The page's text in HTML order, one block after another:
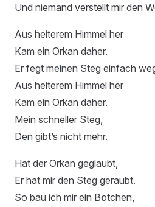
Und niemand verstellt mir den
Aus heiterem Himmel her
Kam ein Orkan daher.
Er fegt meinen Steg einfach
Aus heiterem Himmel her
Kam ein Orkan daher.
Mein schneller Steg,
Den gibt’s nicht mehr.
Hat der Orkan geglaubt,
Er hat mir den Steg geraubt.
So bau ich mir ein Bötchen,